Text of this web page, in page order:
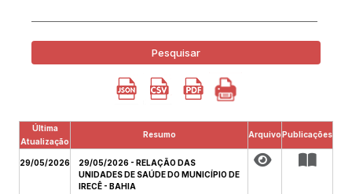
Pesquisar
Última
Atualização
Resumo ArquivoPublicações
29/05/2026
29/05/2026 - RELAÇÃO DAS
UNIDADES DE SAÚDE DO MUNICÍPIO DE
IRECÊ - BAHIA